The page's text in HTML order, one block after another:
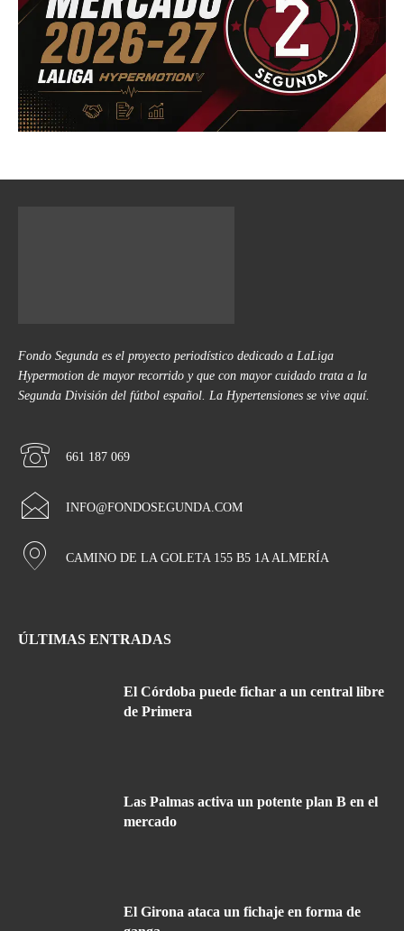
Fondo Segunda es el proyecto periodístico dedicado a LaLiga
Hypermotion de mayor recorrido y que con mayor cuidado trata a la
Segunda División del fútbol español. La Hypertensiones se vive aquí.
661 187 069
INFO@FONDOSEGUNDA.COM
CAMINO DE LA GOLETA 155 B5 1A ALMERÍA
ÚLTIMAS ENTRADAS
El Córdoba puede fichar a un central libre
de Primera
Las Palmas activa un potente plan B en el
mercado
El Girona ataca un fichaje en forma de